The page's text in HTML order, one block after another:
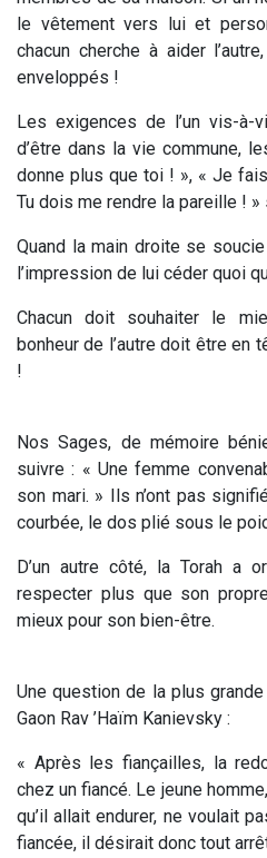
le vêtement vers lui et
chacun cherche à aider
enveloppés !
Les exigences de l’un vis-à-
d’être dans la vie commune,
donne plus que toi ! », « Je
Tu dois me rendre la pareille ! »
Quand la main droite se
l’impression de lui céder quoi
Chacun doit souhaiter le
bonheur de l’autre doit être
!
Nos Sages, de mémoire
suivre : « Une femme
son mari. » Ils n’ont pas
courbée, le dos plié sous le
D’un autre côté, la Torah a
respecter plus que son
mieux pour son bien-être.
Une question de la plus
Gaon Rav ’Haïm Kanievsky :
« Après les fiançailles, la
chez un fiancé. Le jeune
qu’il allait endurer, ne voulait
fiancée, il désirait donc tout